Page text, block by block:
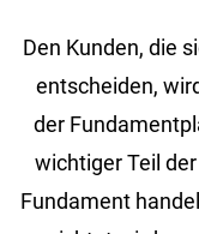
Den Kunden, die
entscheiden,
der
wichtiger Teil
Fundament